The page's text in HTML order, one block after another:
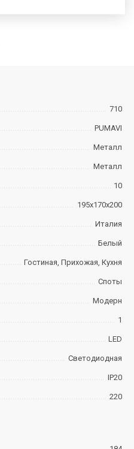
710
PUMAVI
Металл
Металл
10
195х170х200
Италия
Белый
Гостиная, Прихожая, Кухня
Споты
Модерн
1
LED
Светодиодная
IP20
220